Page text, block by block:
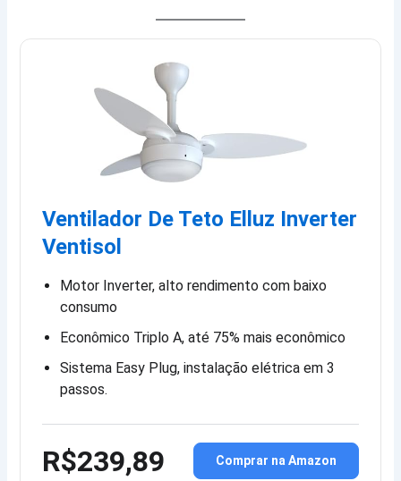
Ventilador De Teto Elluz Inverter
Ventisol
Motor Inverter, alto rendimento com baixo
consumo
Econômico Triplo A, até 75% mais econômico
Sistema Easy Plug, instalação elétrica em 3
passos.
R$239,89 Comprar na Amazon